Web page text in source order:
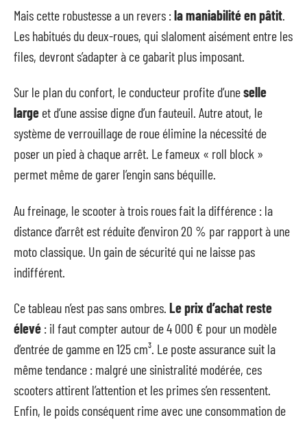
Mais cette robustesse a un revers :la maniabilité en pâtit
Les habitués du deux-roues, qui slaloment aisément entre les
files, devront s’adapter à ce gabarit plus imposant.
Sur le plan du confort, le conducteur profite d’uneselle
large et d’une assise digne d’un fauteuil. Autre atout, le
système de verrouillage de roue élimine la nécessité de
poser un pied à chaque arrêt. Le fameux « roll block »
permet même de garer l’engin sans béquille.
Au freinage, le scooter à trois roues fait la différence : la
distance d’arrêt est réduite d’environ 20 % par rapport à une
moto classique. Un gain de sécurité qui ne laisse pas
indifférent.
Ce tableau n’est pas sans ombres. Le prix d’achat reste
élevé : il faut compter autour de 4 000 € pour un modèle
d’entrée de gamme en 125 cm³. Le poste assurance suit la
même tendance : malgré une sinistralité modérée, ces
scooters attirent l’attention et les primes s’en ressentent.
Enfin, le poids conséquent rime avec une consommation de